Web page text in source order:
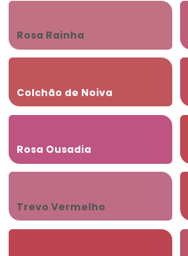
Rosa Rainha
Colchão de Noiva
Rosa Ousadia
Trevo Vermelho